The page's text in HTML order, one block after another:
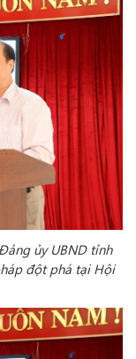
ủy UBND tỉnh
đột phá tại Hội